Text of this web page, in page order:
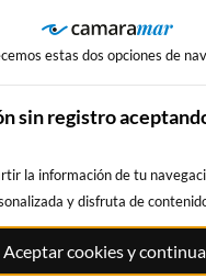
PREVISIÓN
CALA DE
estas dos opciones de
sin registro
la información de tu
y disfruta de
Aceptar cookies y